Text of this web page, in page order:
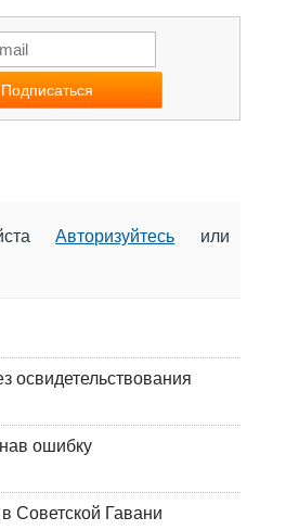
Авторизуйтесь или
освидетельствования
ошибку
Советской Гавани